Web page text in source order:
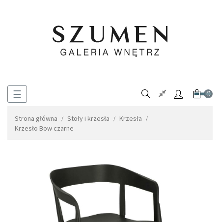
Toggle
☰ 0
Strona główna Stoły i krzesła
Krzesła
Krzesło Bow czarne